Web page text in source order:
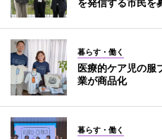
を発信する市民を
暮らす・働く
医療的ケア児の
業が商品化
暮らす・働く